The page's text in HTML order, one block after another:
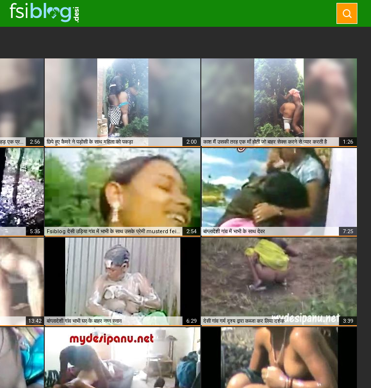
कुछ अच्छा आउटडोर चूसने और कमबख्त कार्रवाई और यह फूहड़ एक प्रकृति सनकी है 2:56 छिपे हुए कैमरे ने पड़ोसी के साथ महिला को पकड़ा 2:00 काश मैं उसकी तरह एक माँ होती जो बाहर सेक्स करने से प्यार करती है 1:26
5:35 Fsiblog देसी उड़िया गांव में भाभी के साथ उसके प्रेमी musterd feild एमएमएस 2:54 बांग्लादेशी गांव में भाभी के साथ देवर 7:25
13:42 बांग्लादेशी गांव भाभी घर के बाहर नग्न स्नान 6:29 देसी गांव गर्म दृश्य द्वारा कब्जा कर लिया दर्शक 3:39